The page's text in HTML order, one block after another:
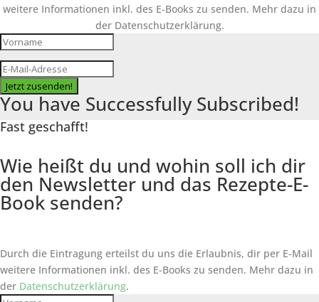
weitere Informationen inkl. des E-Books zu senden. Mehr dazu in
der Datenschutzerklärung.
Jetzt zusenden!
You have Successfully Subscribed!
Fast geschafft!
Wie heißt du und wohin soll ich dir
den Newsletter und das Rezepte-E-
Book senden?
Durch die Eintragung erteilst du uns die Erlaubnis, dir per E-Mail
weitere Informationen inkl. des E-Books zu senden. Mehr dazu in
der Datenschutzerklärung.